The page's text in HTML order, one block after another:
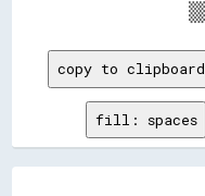
copy to clipboard
fill: spaces